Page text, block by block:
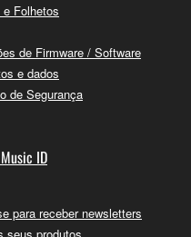
Folhetos
de Firmware / Software
e dados
de Segurança
ID
para receber newsletters